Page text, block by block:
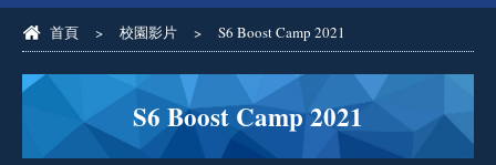
首頁 > 校園影片 > S6 Boost Camp 2021
S6 Boost Camp 2021